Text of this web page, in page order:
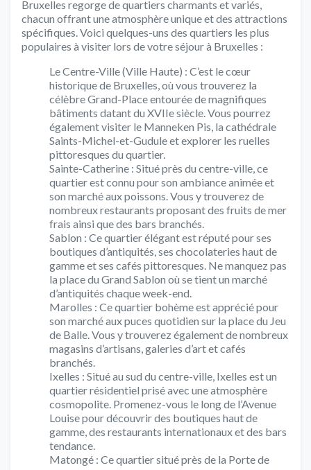
Bruxelles regorge de quartiers charmants et variés,
chacun offrant une atmosphère unique et des attractions
spécifiques. Voici quelques-uns des quartiers les plus
populaires à visiter lors de votre séjour à Bruxelles :
Le Centre-Ville (Ville Haute) : C’est le cœur
historique de Bruxelles, où vous trouverez la
célèbre Grand-Place entourée de magnifiques
bâtiments datant du XVIIe siècle. Vous pourrez
également visiter le Manneken Pis, la cathédrale
Saints-Michel-et-Gudule et explorer les ruelles
pittoresques du quartier.
Sainte-Catherine : Situé près du centre-ville, ce
quartier est connu pour son ambiance animée et
son marché aux poissons. Vous y trouverez de
nombreux restaurants proposant des fruits de mer
frais ainsi que des bars branchés.
Sablon : Ce quartier élégant est réputé pour ses
boutiques d’antiquités, ses chocolateries haut de
gamme et ses cafés pittoresques. Ne manquez pas
la place du Grand Sablon où se tient un marché
d’antiquités chaque week-end.
Marolles : Ce quartier bohème est apprécié pour
son marché aux puces quotidien sur la place du Jeu
de Balle. Vous y trouverez également de nombreux
magasins d’artisans, galeries d’art et cafés
branchés.
Ixelles : Situé au sud du centre-ville, Ixelles est un
quartier résidentiel prisé avec une atmosphère
cosmopolite. Promenez-vous le long de l’Avenue
Louise pour découvrir des boutiques haut de
gamme, des restaurants internationaux et des bars
tendance.
Matongé : Ce quartier situé près de la Porte de